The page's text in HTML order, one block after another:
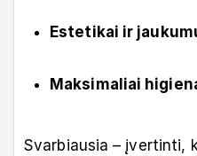
Estetikai ir
Maksimaliai
Svarbiausia – įvertinti,